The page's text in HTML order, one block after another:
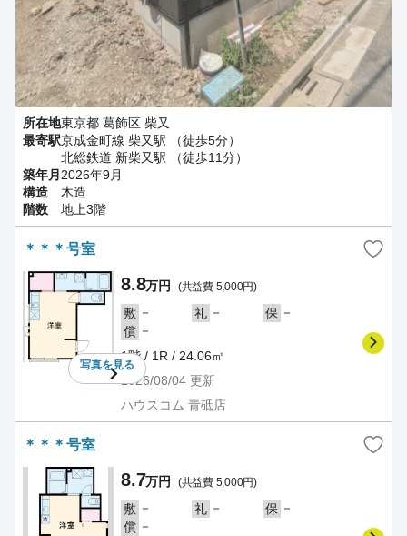
所在地東京都 葛飾区 柴又
最寄駅京成金町線 柴又駅 （徒歩5分）
北総鉄道 新柴又駅 （徒歩11分）
築年月 2026年9月
構造
木造
階数
地上3階
＊＊＊号室
写真を見る
8.8万円 (共益費 5,000円)
敷 － 礼 － 保 －
償 －
1階 / 1R / 24.06㎡
2026/08/04 更新
ハウスコム 青砥店
＊＊＊号室
8.7万円 (共益費 5,000円)
敷 － 礼 － 保 －
償 －